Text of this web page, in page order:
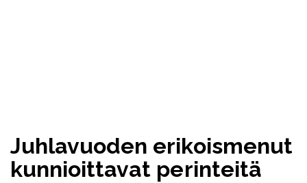
Juhlavuoden erikoismenut
kunnioittavat perinteitä